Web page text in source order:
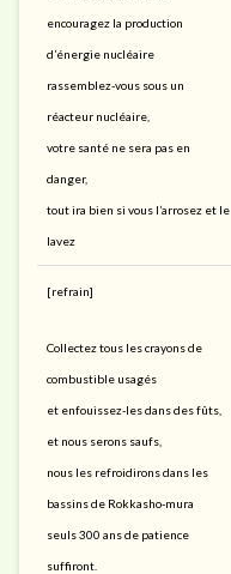
encouragez la production
d’énergie nucléaire
rassemblez-vous sous un
réacteur nucléaire,
votre santé ne sera pas en
danger,
tout ira bien si vous l’arrosez et le
lavez
[refrain]
Collectez tous les crayons de
combustible usagés
et enfouissez-les dans des fûts,
et nous serons saufs,
nous les refroidirons dans les
bassins de Rokkasho-mura
seuls 300 ans de patience
suffiront.